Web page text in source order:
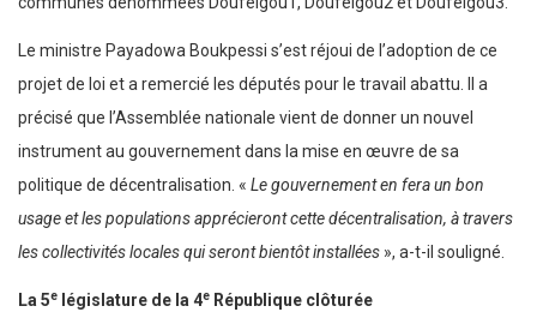
Le ministre Payadowa Boukpessi s’est réjoui de l’adoption de ce
projet de loi et a remercié les députés pour le travail abattu. Il a
précisé que l’Assemblée nationale vient de donner un nouvel
instrument au gouvernement dans la mise en œuvre de sa
politique de décentralisation. « Le gouvernement en fera un bon
usage et les populations apprécieront cette décentralisation, à travers
les collectivités locales qui seront bientôt installées », a-t-il souligné.
La 5e législature de la 4e République clôturée